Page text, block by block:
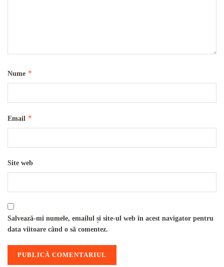
Nume *
Email *
Site web
Salvează-mi numele, emailul și site-ul web în acest navigator pentru
data viitoare când o să comentez.